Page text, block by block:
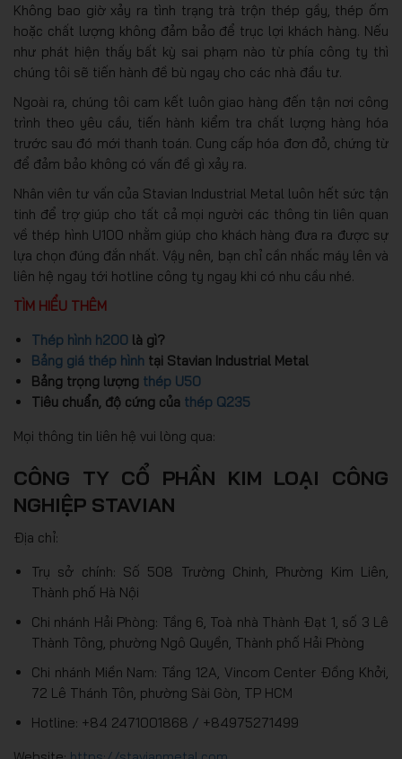
Không bao giờ xảy ra tình trạng trà trộn thép gầy, thép ốm
hoặc chất lượng không đảm bảo để trục lợi khách hàng. Nếu
như phát hiện thấy bất kỳ sai phạm nào từ phía công ty thì
chúng tôi sẽ tiến hành đề bù ngay cho các nhà đầu tư.
Ngoài ra, chúng tôi cam kết luôn giao hàng đến tận nơi công
trình theo yêu cầu, tiến hành kiểm tra chất lượng hàng hóa
trước sau đó mới thanh toán. Cung cấp hóa đơn đỏ, chứng từ
để đảm bảo không có vấn đề gì xảy ra.
Nhân viên tư vấn của Stavian Industrial Metal luôn hết sức tận
tinh để trợ giúp cho tất cả mọi người các thông tin liên quan
về thép hình U100 nhằm giúp cho khách hàng đưa ra được sự
lựa chọn đúng đắn nhất. Vậy nên, bạn chỉ cần nhấc máy lên và
liên hệ ngay tới hotline công ty ngay khi có nhu cầu nhé.
TÌM HIỂU THÊM
Thép hình h200 là gì?
Bảng giá thép hình tại Stavian Industrial Metal
Bảng trọng lượng thép U50
Tiêu chuẩn, độ cứng của thép Q235
Mọi thông tin liên hệ vui lòng qua:
CÔNG TY CỔ PHẦN KIM LOẠI CÔNG
NGHIỆP STAVIAN
Địa chỉ:
Trụ sở chính: Số 508 Trường Chinh, Phường Kim Liên,
Thành phố Hà Nội
Chi nhánh Hải Phòng: Tầng 6, Toà nhà Thành Đạt 1, số 3 Lê
Thành Tông, phường Ngô Quyền, Thành phố Hải Phòng
Chi nhánh Miền Nam: Tầng 12A, Vincom Center Đồng Khởi,
72 Lê Thánh Tôn, phường Sài Gòn, TP HCM
Hotline: +84 2471001868 / +84975271499